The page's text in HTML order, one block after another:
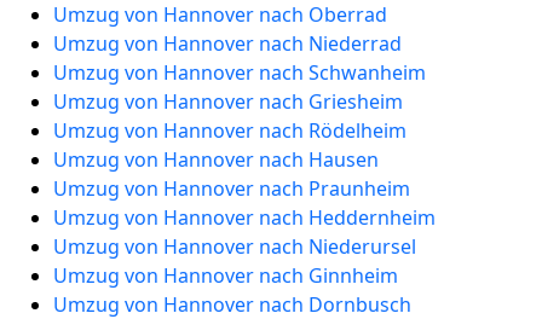
Umzug von Hannover nach Oberrad
Umzug von Hannover nach Niederrad
Umzug von Hannover nach Schwanheim
Umzug von Hannover nach Griesheim
Umzug von Hannover nach Rödelheim
Umzug von Hannover nach Hausen
Umzug von Hannover nach Praunheim
Umzug von Hannover nach Heddernheim
Umzug von Hannover nach Niederursel
Umzug von Hannover nach Ginnheim
Umzug von Hannover nach Dornbusch